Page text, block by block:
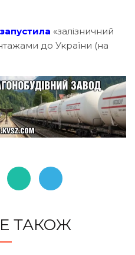
запустила «залізничний
до України (на
ТАКОЖ